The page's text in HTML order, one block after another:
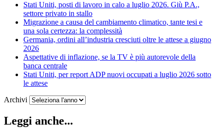
Stati Uniti, posti di lavoro in calo a luglio 2026. Giù P.A.,
settore privato in stallo
Migrazione a causa del cambiamento climatico, tante tesi e
una sola certezza: la complessità
Germania, ordini all’industria cresciuti oltre le attese a giugno
2026
Aspettative di inflazione, se la TV è più autorevole della
banca centrale
Stati Uniti, per report ADP nuovi occupati a luglio 2026 sotto
le attese
Archivi
Leggi anche...